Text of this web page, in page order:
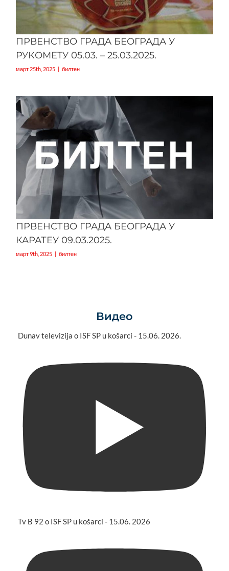
ПРВЕНСТВО ГРАДА БЕОГРАДА У
РУКОМЕТУ 05.03. – 25.03.2025.
март 25th, 2025 | билтен
ПРВЕНСТВО ГРАДА БЕОГРАДА У
КАРАТЕУ 09.03.2025.
март 9th, 2025 | билтен
Видео
Dunav televizija o ISF SP u košarci - 15.06. 2026.
Tv B 92 o ISF SP u košarci - 15.06. 2026